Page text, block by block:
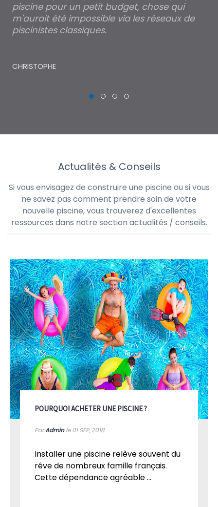
piscine pour un petit budget, chose qui
m'aurait été impossible via les réseaux de
piscinistes classiques.
CHRISTOPHE
Actualités & Conseils
Si vous envisagez de construire une piscine ou si vous
ne savez pas comment prendre soin de votre
nouvelle piscine, vous trouverez d'excellentes
ressources dans notre section actualités / conseils.
POURQUOI ACHETER UNE PISCINE ?
ParAdminle 01SEP, 2018
Installer une piscine relève souvent du
rêve de nombreux famille français.
Cette dépendance agréable ...